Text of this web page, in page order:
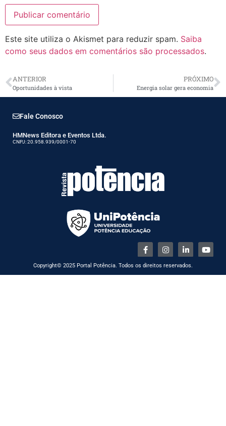
Este site utiliza o Akismet para reduzir spam. Saiba
como seus dados em comentários são processados.
ANTERIOR
Oportunidades à vista
PRÓXIMO
Energia solar gera economia
Fale Conosco
HMNews Editora e Eventos Ltda.
CNPJ: 20.958.939/0001-70
Copyright© 2025 Portal Potência. Todos os direitos reservados.